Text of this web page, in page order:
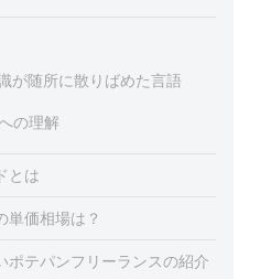
が随所に散りばめた言語
の理解
とは
単価相場は？
ポテパンフリーランスの紹介